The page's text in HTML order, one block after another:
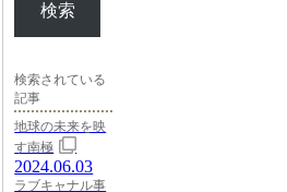
検索
検索されている
記事
地球の未来を映
す南極
2024.06.03
ラブキャナル事